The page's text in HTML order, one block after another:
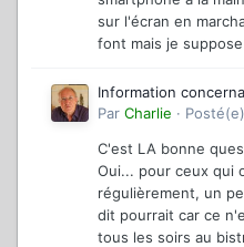
sur l'écran en
font mais je
Information
Par Charlie · Posté(e)
C'est LA bonne
Oui... pour ceux qui
régulièrement, un
dit pourrait car ce
tous les soirs au